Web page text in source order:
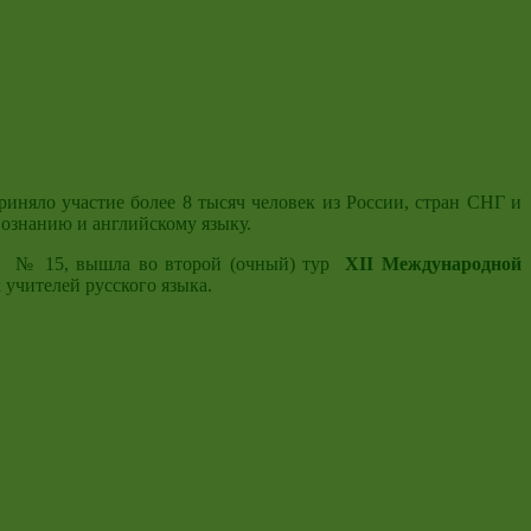
участие более 8 тысяч человек из России, стран СНГ и
и английскому языку.
№ 15, вышла во второй (очный) тур XII Международной
русского языка.